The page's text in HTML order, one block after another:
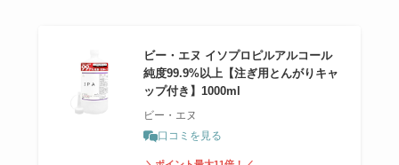
ビー・エヌ イソプロピルアルコール
純度99.9%以上【注ぎ用とんがりキャ
ップ付き】1000ml
ビー・エヌ
口コミを見る